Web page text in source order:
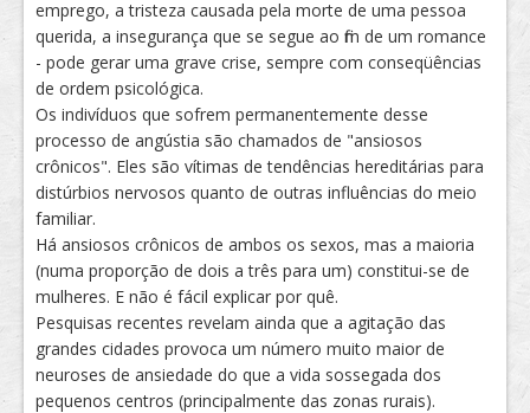
emprego, a tristeza causada pela morte de uma pessoa
querida, a insegurança que se segue ao fim de um romance
- pode gerar uma grave crise, sempre com conseqüências
de ordem psicológica.
Os indivíduos que sofrem permanentemente desse
processo de angústia são chamados de "ansiosos
crônicos". Eles são vítimas de tendências hereditárias para
distúrbios nervosos quanto de outras influências do meio
familiar.
Há ansiosos crônicos de ambos os sexos, mas a maioria
(numa proporção de dois a três para um) constitui-se de
mulheres. E não é fácil explicar por quê.
Pesquisas recentes revelam ainda que a agitação das
grandes cidades provoca um número muito maior de
neuroses de ansiedade do que a vida sossegada dos
pequenos centros (principalmente das zonas rurais).